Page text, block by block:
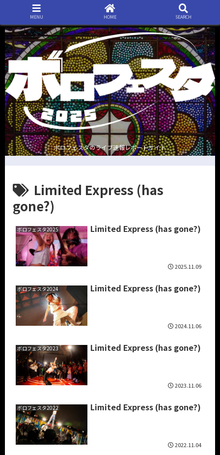
ボロフェスタのライブ速報レポートサイト
Limited Express (has
gone?)
ボロフェスタ2025 Limited Express (has gone?)
2025.11.09
ボロフェスタ2024 Limited Express (has gone?)
2024.11.06
ボロフェスタ2023 Limited Express (has gone?)
2023.11.06
ボロフェスタ2022 Limited Express (has gone?)
2022.11.04
MENU HOME SEARCH